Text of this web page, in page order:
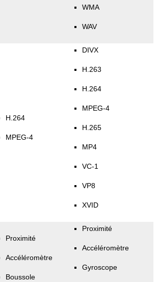
WMA
WAV
H.264
MPEG-4
DIVX
H.263
H.264
MPEG-4
H.265
MP4
VC-1
VP8
XVID
Proximité
Accéléromètre
Boussole
Proximité
Accéléromètre
Gyroscope